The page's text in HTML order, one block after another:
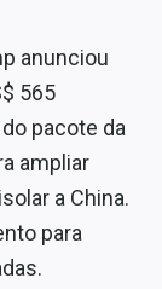
anunciou
565
pacote da
ampliar
a China.
para